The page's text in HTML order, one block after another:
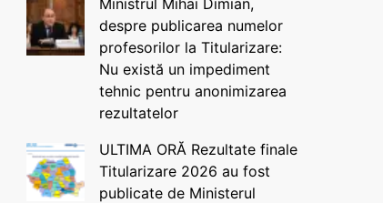
Ministrul Mihai Dimian,
despre publicarea numelor
profesorilor la Titularizare:
Nu există un impediment
tehnic pentru anonimizarea
rezultatelor
ULTIMA ORĂ Rezultate finale
Titularizare 2026 au fost
publicate de Ministerul